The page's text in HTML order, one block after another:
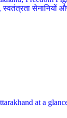
सेनानियों
at a